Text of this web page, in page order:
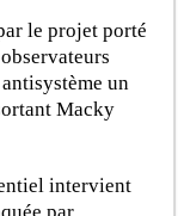
le projet porté
un
Macky
intervient